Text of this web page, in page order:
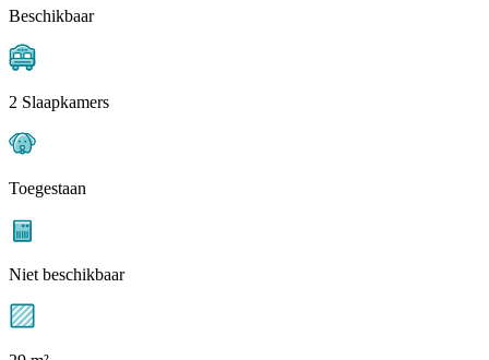
Beschikbaar
2 Slaapkamers
Toegestaan
Niet beschikbaar